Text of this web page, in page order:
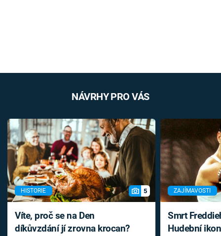
NÁVRHY PRO VÁS
HISTORIE 5
Víte, proč se na Den
díkůvzdání jí zrovna krocan?
ZAJÍMAVOSTI
Smrt
Hudební